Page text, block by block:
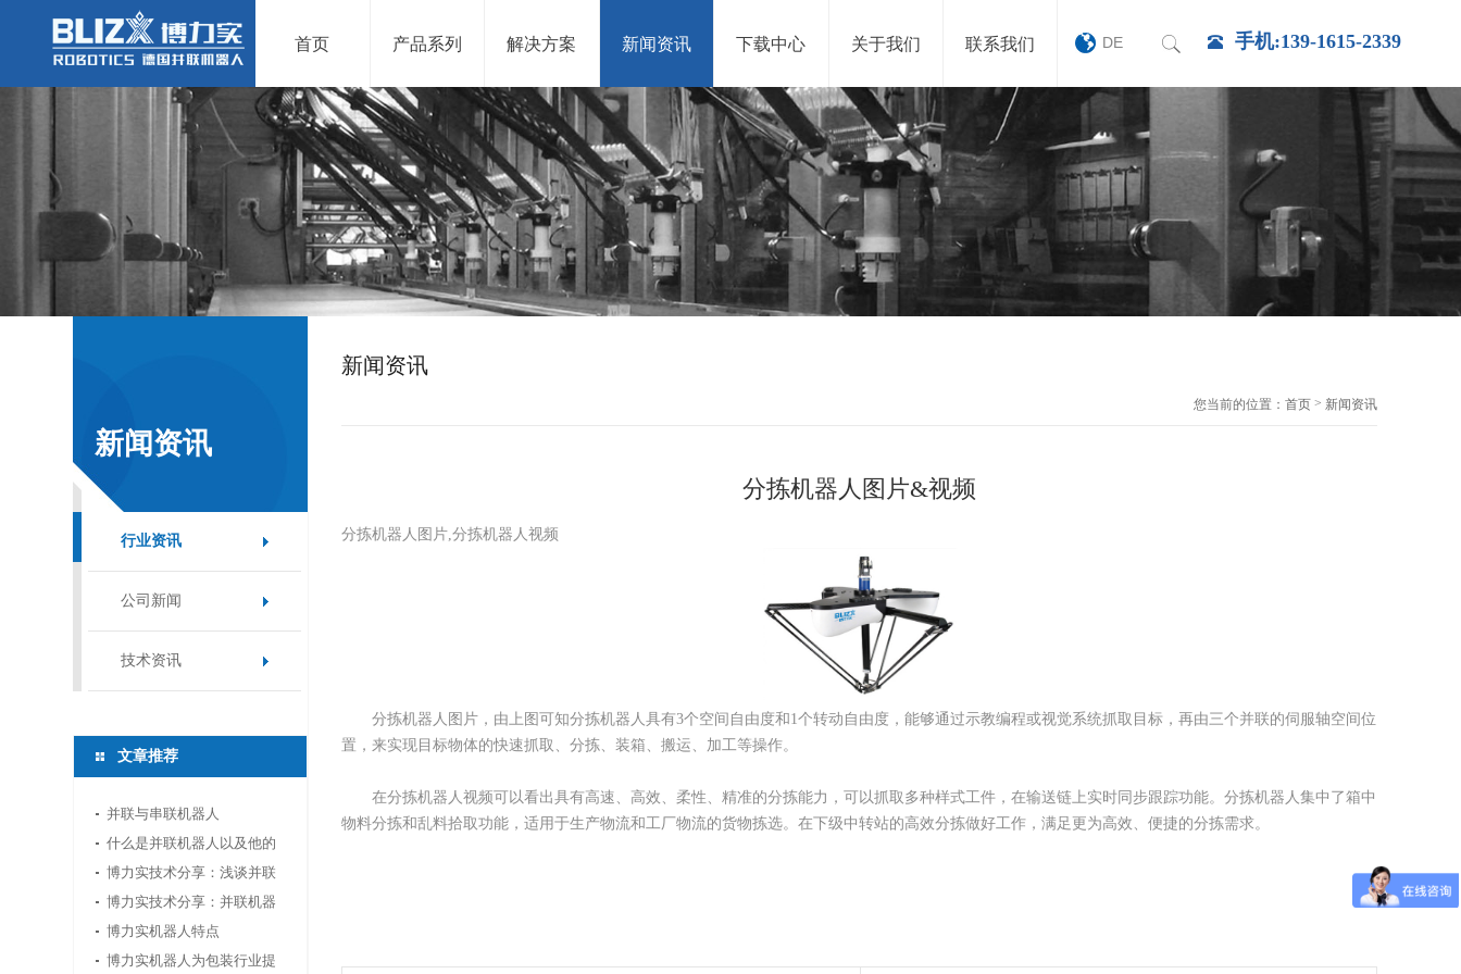
首页 产品系列 解决方案 新闻资讯 下载中心 关于我们 联系我们 DE 手机:139-1615-2339
新闻资讯
行业资讯
公司新闻
技术资讯
文章推荐
并联与串联机器人
什么是并联机器人以及他的
应用领域
博力实技术分享：浅谈并联
机器人应用中的视...
博力实技术分享：并联机器
人如何选型
博力实机器人特点
博力实机器人为包装行业提
新闻资讯
您当前的位置： 首页> 新闻资讯
分拣机器人图片&视频
分拣机器人图片,分拣机器人视频
分拣机器人图片，由上图可知分拣机器人具有3个空间自由度和1个转动自由度，能够通过示教编程或视觉系统抓取目标，再由三个并联的伺服轴空间位
置，来实现目标物体的快速抓取、分拣、装箱、搬运、加工等操作。
在分拣机器人视频可以看出具有高速、高效、柔性、精准的分拣能力，可以抓取多种样式工件，在输送链上实时同步跟踪功能。分拣机器人集中了箱中
物料分拣和乱料拾取功能，适用于生产物流和工厂物流的货物拣选。在下级中转站的高效分拣做好工作，满足更为高效、便捷的分拣需求。